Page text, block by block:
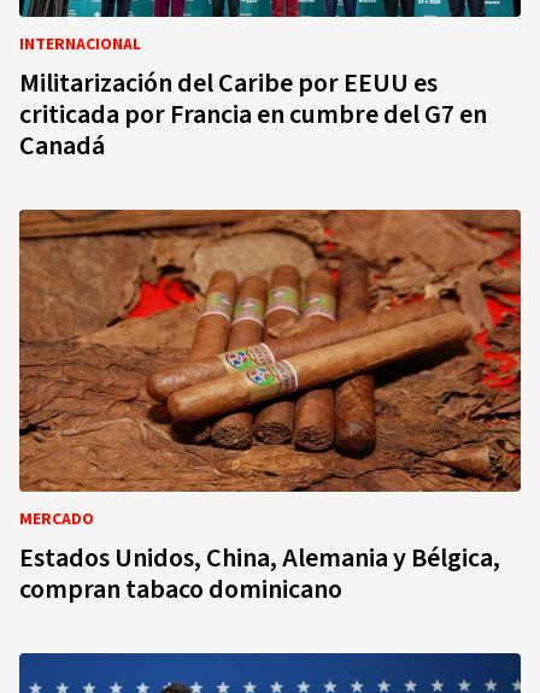
INTERNACIONAL
Militarización del Caribe por EEUU es
criticada por Francia en cumbre del G7 en
Canadá
MERCADO
Estados Unidos, China, Alemania y Bélgica,
compran tabaco dominicano